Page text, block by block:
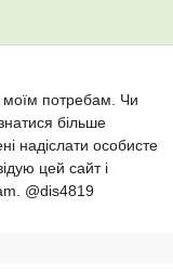
моїм потребам. Чи
більше
надіслати особисте
цей сайт і
@dis4819